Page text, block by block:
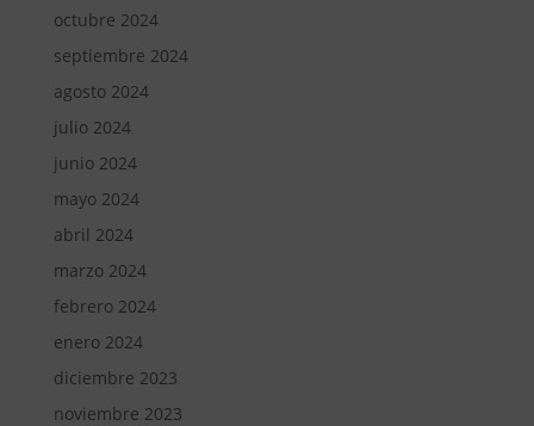
octubre 2024
septiembre 2024
agosto 2024
julio 2024
junio 2024
mayo 2024
abril 2024
marzo 2024
febrero 2024
enero 2024
diciembre 2023
noviembre 2023